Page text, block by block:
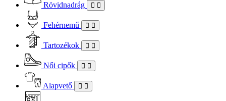
Rövidnadrág
Fehérnemű
Tartozékok
Női cipők
Alapvető